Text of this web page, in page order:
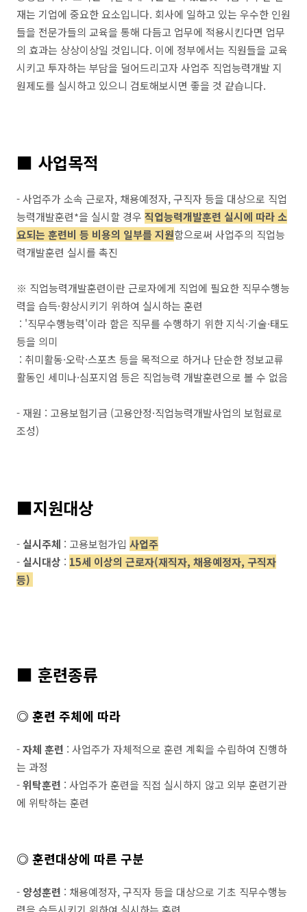
재는 기업에 중요한 요소입니다. 회사에 일하고 있는 우수한 인원
들을 전문가들의 교육을 통해 다듬고 업무에 적용시킨다면 업무
의 효과는 상상이상일 것입니다. 이에 정부에서는 직원들을 교육
시키고 투자하는 부담을 덜어드리고자 사업주 직업능력개발 지
원제도를 실시하고 있으니 검토해보시면 좋을 것 같습니다.
■ 사업목적
- 사업주가 소속 근로자, 채용예정자, 구직자 등을 대상으로 직업
능력개발훈련*을 실시할 경우 직업능력개발훈련 실시에 따라 소
요되는 훈련비 등 비용의 일부를 지원함으로써 사업주의 직업능
력개발훈련 실시를 촉진
※ 직업능력개발훈련이란 근로자에게 직업에 필요한 직무수행능
력을 습득·향상시키기 위하여 실시하는 훈련
: '직무수행능력'이라 함은 직무를 수행하기 위한 지식·기술·태도
등을 의미
: 취미활동·오락·스포츠 등을 목적으로 하거나 단순한 정보교류
활동인 세미나·심포지엄 등은 직업능력 개발훈련으로 볼 수 없음
- 재원 : 고용보험기금 (고용안정·직업능력개발사업의 보험료로
조성)
■지원대상
- 실시주체 : 고용보험가입 사업주
- 실시대상 : 15세 이상의 근로자(재직자, 채용예정자, 구직자
등)
■ 훈련종류
◎ 훈련 주체에 따라
-자체 훈련 : 사업주가 자체적으로 훈련 계획을 수립하여 진행하
는 과정
-위탁훈련 : 사업주가 훈련을 직접 실시하지 않고 외부 훈련기관
에 위탁하는 훈련
◎ 훈련대상에 따른 구분
- 양성훈련 : 채용예정자, 구직자 등을 대상으로 기초 직무수행능